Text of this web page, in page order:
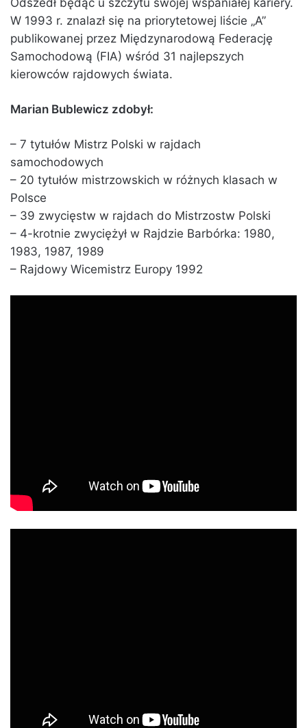
Odszedł będąc u szczytu swojej wspaniałej kariery.
W 1993 r. znalazł się na priorytetowej liście „A”
publikowanej przez Międzynarodową Federację
Samochodową (FIA) wśród 31 najlepszych
kierowców rajdowych świata.
Marian Bublewicz zdobył:
– 7 tytułów Mistrz Polski w rajdach
samochodowych
– 20 tytułów mistrzowskich w różnych klasach w
Polsce
– 39 zwycięstw w rajdach do Mistrzostw Polski
– 4-krotnie zwyciężył w Rajdzie Barbórka: 1980,
1983, 1987, 1989
– Rajdowy Wicemistrz Europy 1992